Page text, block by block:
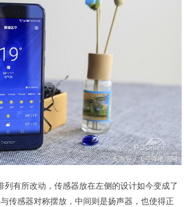
列有所改动，传感器放在左侧的设计如今变成了
传感器对称摆放，中间则是扬声器，也使得正